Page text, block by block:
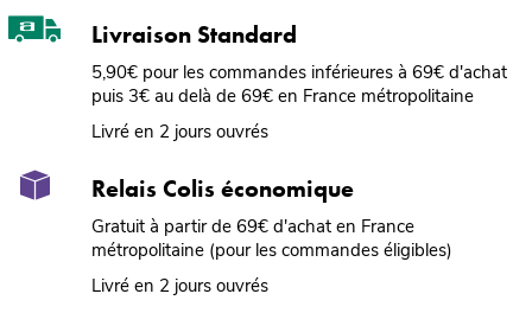
Livraison Standard
5,90€ pour les commandes inférieures à 69€ d'achat
puis 3€ au delà de 69€ en France métropolitaine
Livré en 2 jours ouvrés
Relais Colis économique
Gratuit à partir de 69€ d'achat en France
métropolitaine (pour les commandes éligibles)
Livré en 2 jours ouvrés